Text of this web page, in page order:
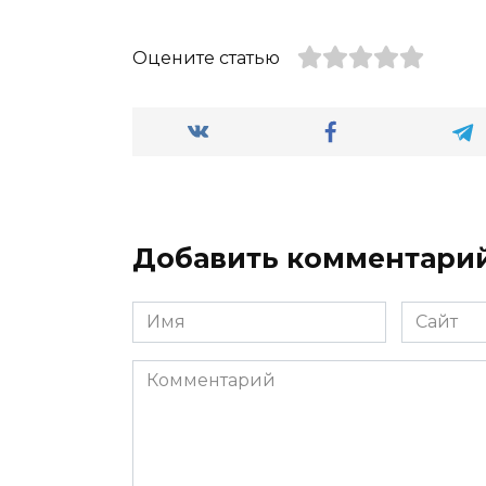
Оцените статью
Добавить
Имя
*
Сайт
Комментарий